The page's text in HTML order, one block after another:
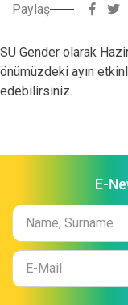
Paylaş
SU Gender olarak
önümüzdeki ayın
edebilirsiniz.
E-
Name
Surname
E-
Mail